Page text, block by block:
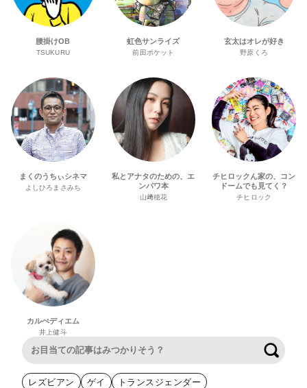
腰掛けOB
TSUKURU
虹色サンライズ
前田ポケット
玄太はオレが好き
野原くろ
まくのうちぃシネマ
よしひろまさみち
私とアナタのための、エ
ンパワ本
山﨑穂花
チヒロックん家の、コン
ドームでも見てく？
チヒロック
カルぺディエム
井上健斗
レズビアン ゲイ
トランスジェンダー